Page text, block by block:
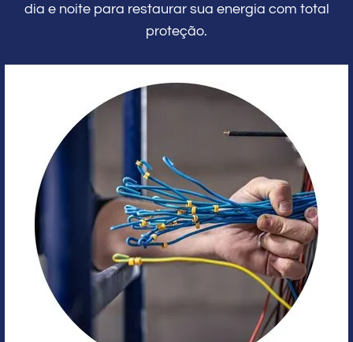
dia e noite para restaurar sua energia com total
proteção.